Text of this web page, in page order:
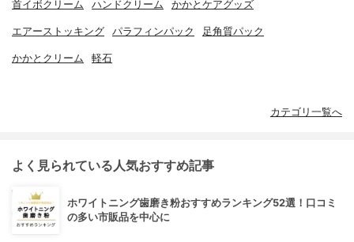
首イボクリーム ハンドクリーム かかとケアグッズ
エアーストッキング パラフィンパック 足角質パック
かかとクリーム 軽石
カテゴリ一覧へ
よく見られている人気おすすめ記事
ホワイトニング歯磨き粉おすすめランキング52選！口コミ
の多い市販品を中心に